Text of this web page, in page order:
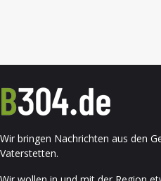
Wir bringen Nachrichten aus den
Vaterstetten.